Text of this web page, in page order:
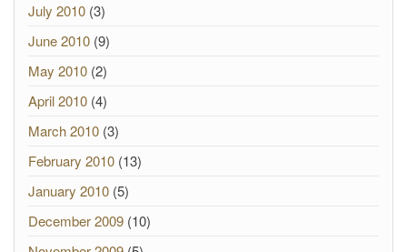
July 2010 (3)
June 2010 (9)
May 2010 (2)
April 2010 (4)
March 2010 (3)
February 2010 (13)
January 2010 (5)
December 2009 (10)